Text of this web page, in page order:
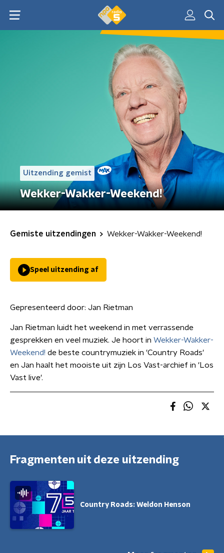
Uitzending gemist
Wekker-Wakker-Weekend!
Gemiste uitzendingen Wekker-Wakker-Weekend!
Speel uitzending af
Gepresenteerd door: Jan Rietman
Jan Rietman luidt het weekend in met verrassende
gesprekken en veel muziek. Je hoort in Wekker-Wakker-
Weekend! de beste countrymuziek in 'Country Roads'
en Jan haalt het mooiste uit zijn Los Vast-archief in 'Los
Vast live'.
Fragmenten uit deze uitzending
Country Roads: Weldon Henson